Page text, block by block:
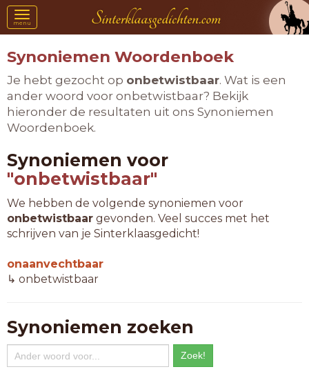
Toggle
navigation
menu
Synoniemen Woordenboek
Je hebt gezocht op onbetwistbaar. Wat is een
ander woord voor onbetwistbaar? Bekijk
hieronder de resultaten uit ons Synoniemen
Woordenboek.
Synoniemen voor
"onbetwistbaar"
We hebben de volgende synoniemen voor
onbetwistbaar gevonden. Veel succes met het
schrijven van je Sinterklaasgedicht!
onaanvechtbaar
↳ onbetwistbaar
Synoniemen zoeken